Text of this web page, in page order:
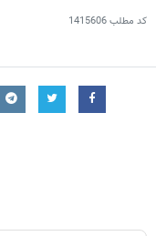
کد مطلب1415606